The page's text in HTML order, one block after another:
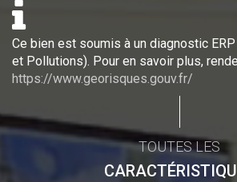
Ce bien est soumis à un diagnostic
et Pollutions). Pour en savoir plus,
https://www.georisques.gouv.fr/
TOUTES LES